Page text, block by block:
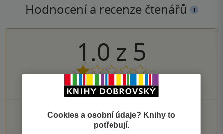
Hodnocení a recenze čtenářů
1.0 z 5
1hodnocení čtenářů
0×
5 hvězdiček
0×
4 hvězdičky
Cookies a osobní údaje? Knihy to
potřebují.